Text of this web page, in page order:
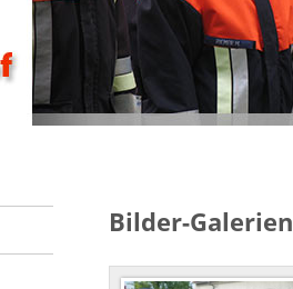
Bilder-Galerien